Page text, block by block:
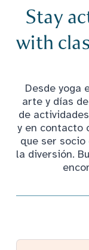
Stay
with
Desde yoga
arte y días
de
y en contacto
que ser socio
la diversión.